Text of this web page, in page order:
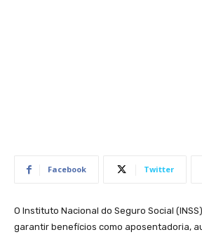
Facebook Twitter
O Instituto Nacional do Seguro Social
garantir benefícios como aposentadoria,